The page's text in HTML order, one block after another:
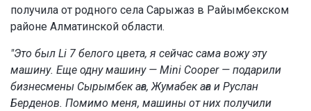
получила от родного села Сарыжаз в Райымбекском
районе Алматинской области.
"Это был Li 7 белого цвета, я сейчас сама вожу эту
машину. Еще одну машину — Mini Cooper — подарили
бизнесмены Сырымбек аға, Жумабек аға и Руслан
Берденов. Помимо меня, машины от них получили